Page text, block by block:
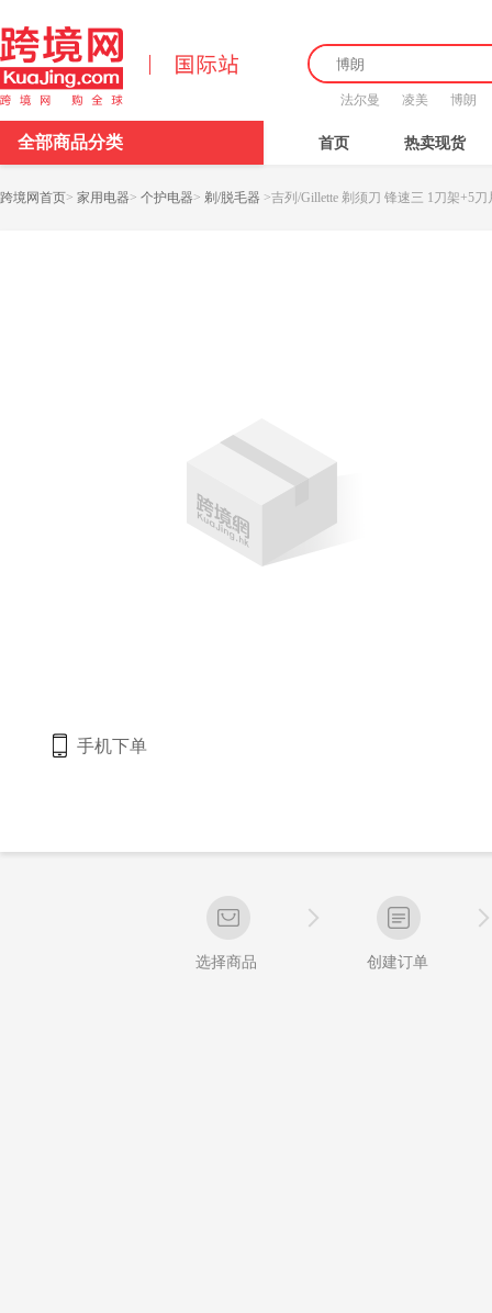
法尔曼 凌美 博朗
全部商品分类 首页 热卖现货
跨境网首页> 家用电器> 个护电器> 剃/脱毛器 >吉列/Gillette 剃须刀 锋速三 1刀架+5刀
手机下单
选择商品 创建订单